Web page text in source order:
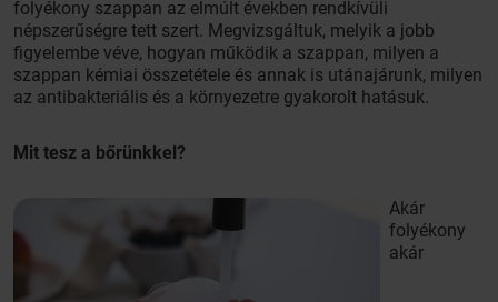
folyékony szappan az elmúlt években rendkívüli
népszerűségre tett szert. Megvizsgáltuk, melyik a jobb
figyelembe véve, hogyan működik a szappan, milyen a
szappan kémiai összetétele és annak is utánajárunk, milyen
az antibakteriális és a környezetre gyakorolt hatásuk.
Mit tesz a bőrünkkel?
Akár
folyékony
akár